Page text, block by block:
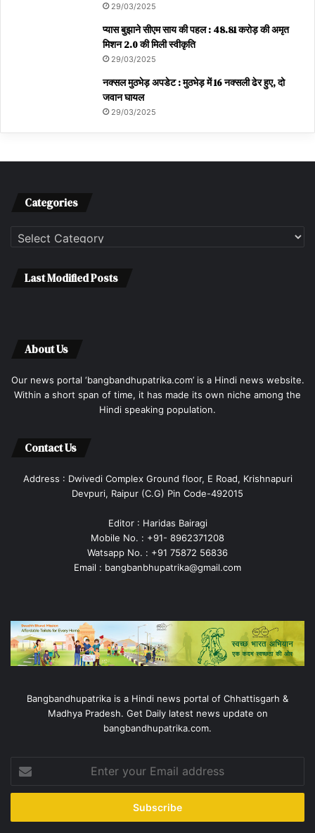
29/03/2025
प्यास बुझाने सीएम साय की पहल : 48.81 करोड़ की अमृत
मिशन 2.0 की मिली स्वीकृति
29/03/2025
नक्सल मुठभेड़ अपडेट : मुठभेड़ में 16 नक्सली ढेर हुए, दो
जवान घायल
29/03/2025
Categories
Categories
Last Modified Posts
About Us
Our news portal ‘bangbandhupatrika.com’ is a Hindi news website.
Within a short span of time, it has made its own niche among the
Hindi speaking population.
Contact Us
Address : Dwivedi Complex Ground floor, E Road, Krishnapuri
Devpuri, Raipur (C.G) Pin Code-492015
Editor : Haridas Bairagi
Mobile No. : +91- 8962371208
Watsapp No. : +91 75872 56836
Email : bangbanbhupatrika@gmail.com
Bangbandhupatrika is a Hindi news portal of Chhattisgarh &
Madhya Pradesh. Get Daily latest news update on
bangbandhupatrika.com.
your
Email